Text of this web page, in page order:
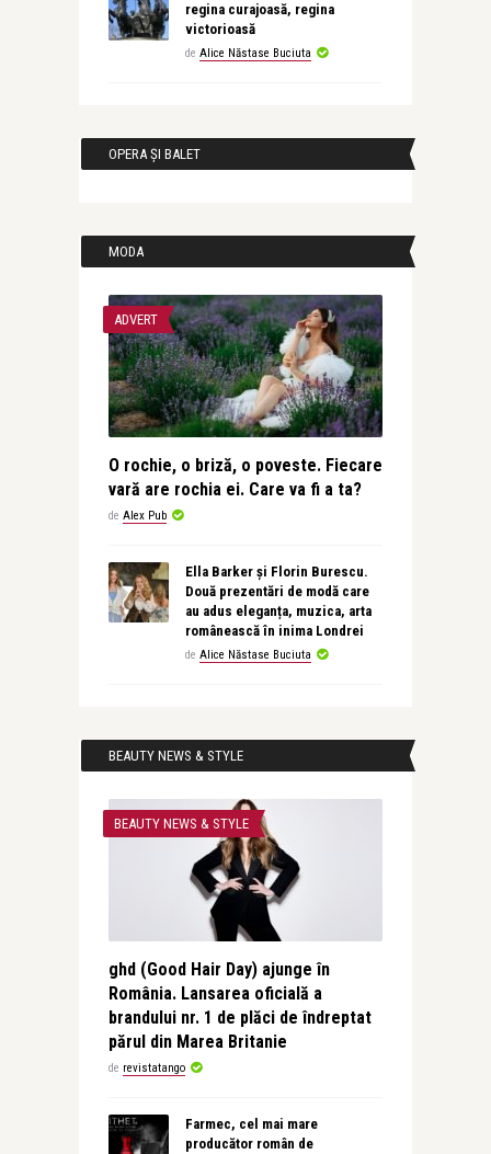
regina curajoasă, regina
victorioasă
de Alice Năstase Buciuta
OPERA ȘI BALET
MODA
ADVERT
O rochie, o briză, o poveste. Fiecare
vară are rochia ei. Care va fi a ta?
de Alex Pub
Ella Barker și Florin Burescu.
Două prezentări de modă care
au adus eleganța, muzica, arta
românească în inima Londrei
de Alice Năstase Buciuta
BEAUTY NEWS & STYLE
BEAUTY NEWS & STYLE
ghd (Good Hair Day) ajunge în
România. Lansarea oficială a
brandului nr. 1 de plăci de îndreptat
părul din Marea Britanie
de revistatango
Farmec, cel mai mare
producător român de